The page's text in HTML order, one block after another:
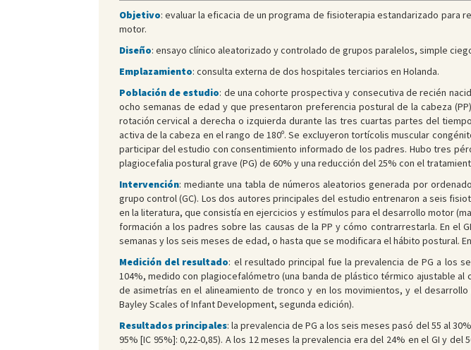
Objetivo: evaluar la eficacia de un programa de fisioterapia estandarizado para
motor.
Diseño: ensayo clínico aleatorizado y controlado de grupos paralelos, simple
Emplazamiento: consulta externa de dos hospitales terciarios en Holanda.
Población de estudio: de una cohorte prospectiva y consecutiva de recién
ocho semanas de edad y que presentaron preferencia postural de la cabeza
rotación cervical a derecha o izquierda durante las tres cuartas partes del
activa de la cabeza en el rango de 180º. Se excluyeron tortícolis muscular
participar del estudio con consentimiento informado de los padres. Hubo tres
plagiocefalia postural grave (PG) de 60% y una reducción del 25% con el
Intervención: mediante una tabla de números aleatorios generada por
grupo control (GC). Los dos autores principales del estudio entrenaron a seis
en la literatura, que consistía en ejercicios y estímulos para el desarrollo motor
formación a los padres sobre las causas de la PP y cómo contrarrestarla. En
semanas y los seis meses de edad, o hasta que se modificara el hábito postural.
Medición del resultado: el resultado principal fue la prevalencia de PG a los
104%, medido con plagiocefalómetro (una banda de plástico térmico ajustable
de asimetrías en el alineamiento de tronco y en los movimientos, y el
Bayley Scales of Infant Development, segunda edición).
Resultados principales: la prevalencia de PG a los seis meses pasó del 55 al
95% [IC 95%]: 0,22-0,85). A los 12 meses la prevalencia era del 24% en el GI y